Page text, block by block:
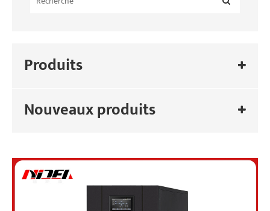
Produits
Nouveaux produits